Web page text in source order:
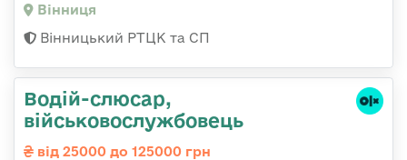
Вінниця
Вінницький РТЦК та СП
Водій-слюсаp,
військовослужбовець
від 25000 до 125000 грн